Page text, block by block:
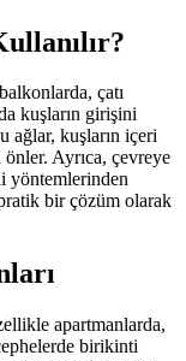
çatı
kuşların girişini
ağlar, kuşların içeri
Ayrıca, çevreye
yöntemlerinden
bir çözüm olarak
apartmanlarda,
birikinti